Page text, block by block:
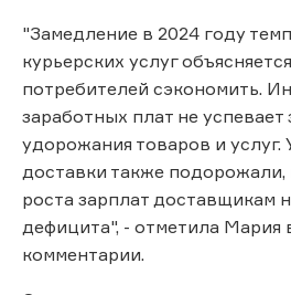
"Замедление в 2024 году
курьерских услуг
потребителей сэкономить.
заработных плат не успевает
удорожания товаров и услуг.
доставки также подорожали,
роста зарплат доставщикам
дефицита", - отметила Мария
комментарии.